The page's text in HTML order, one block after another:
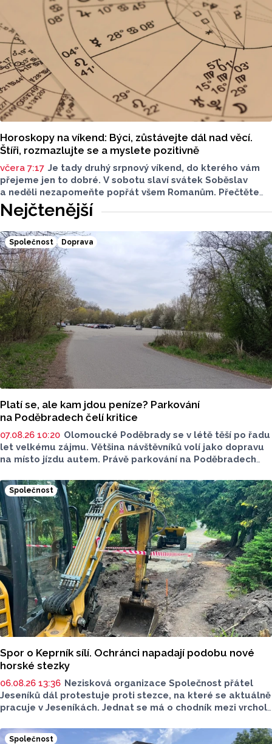
Horoskopy na víkend: Býci, zůstávejte dál nad věcí.
Štíři, rozmazlujte se a myslete pozitivně
včera 7:17 Je tady druhý srpnový víkend, do kterého vám
přejeme jen to dobré. V sobotu slaví svátek Soběslav
a neděli nezapomeňte popřát všem Romanům. Přečtěte
si svůj horoskop a mějte pěkný víkend.
Nejčtenější
Společnost Doprava
Platí se, ale kam jdou peníze? Parkování
na Poděbradech čelí kritice
07.08.26 10:20 Olomoucké Poděbrady se v létě těší po řadu
let velkému zájmu. Většina návštěvníků volí jako dopravu
na místo jízdu autem. Právě parkování na Poděbradech
Na konci června vznikla na Facebooku stránka s názvem
Poděbrady bez závor a nelegálního parkovného, která
upozorňuje na nevyhovujcí situaci s parkováním
u oblíbeného olomouckého letoviska. Za iniciativou stojí
zastupitel města Olomouce, na jeho přání nebudeme
uvádět jeho identitu.
Společnost
Spor o Keprník sílí. Ochránci napadají podobu nové
horské stezky
06.08.26 13:36 Nezisková organizace Společnost přátel
Jeseníků dál protestuje proti stezce, na které se aktuálně
pracuje v Jeseníkách. Jednat se má o chodník mezi vrcholy
chodníku se podle odborníků příroda jen poškodí, chodník
Společnost